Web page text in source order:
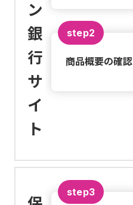
ン
銀
行
サ
イ
ト
step2
商品概要の確認
step3